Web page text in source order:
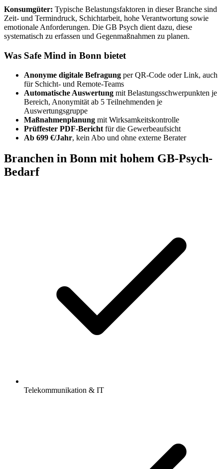
Konsumgüter: Typische Belastungsfaktoren in dieser Branche sind
Zeit- und Termindruck, Schichtarbeit, hohe Verantwortung sowie
emotionale Anforderungen. Die GB Psych dient dazu, diese
systematisch zu erfassen und Gegenmaßnahmen zu planen.
Was Safe Mind in Bonn bietet
Anonyme digitale Befragung per QR-Code oder Link, auch
für Schicht- und Remote-Teams
Automatische Auswertung mit Belastungsschwerpunkten je
Bereich, Anonymität ab 5 Teilnehmenden je
Auswertungsgruppe
Maßnahmenplanung mit Wirksamkeitskontrolle
Prüffester PDF-Bericht für die Gewerbeaufsicht
Ab 699 €/Jahr, kein Abo und ohne externe Berater
Branchen in Bonn mit hohem GB-Psych-
Bedarf
Telekommunikation & IT